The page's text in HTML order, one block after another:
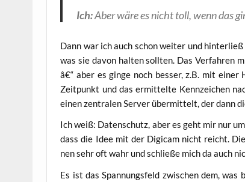
Ich:Aber wäre es nicht toll, wenn das
Dann war ich auch schon wei­ter und
was sie davon hal­ten soll­ten. Das Ver­fah­ren
â€“ aber es gin­ge noch bes­ser, z.B. mit
Zeit­punkt und das ermit­tel­te Kenn­zei­chen
einen zen­tra­len Ser­ver über­mit­telt, der dann
Ich weiß: Daten­schutz, aber es geht mir nur
dass die Idee mit der Digi­cam nicht reicht.
nen sehr oft wahr und schlie­ße mich da auch
Es ist das Span­nungs­feld zwi­schen dem,